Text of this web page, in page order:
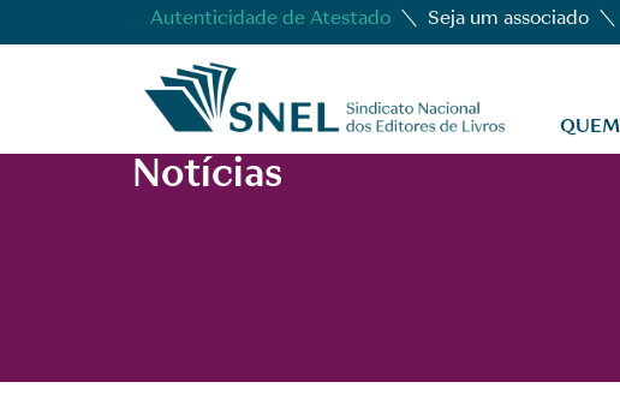
Autenticidade de Atestado Seja um associado
Notícias